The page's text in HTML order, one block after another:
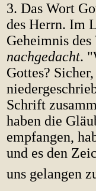
3. Das Wort
des Herrn. Im
Geheimnis
nachgedacht.
Gottes?
Schrift
haben die
empfangen,
und es den
uns gelangen